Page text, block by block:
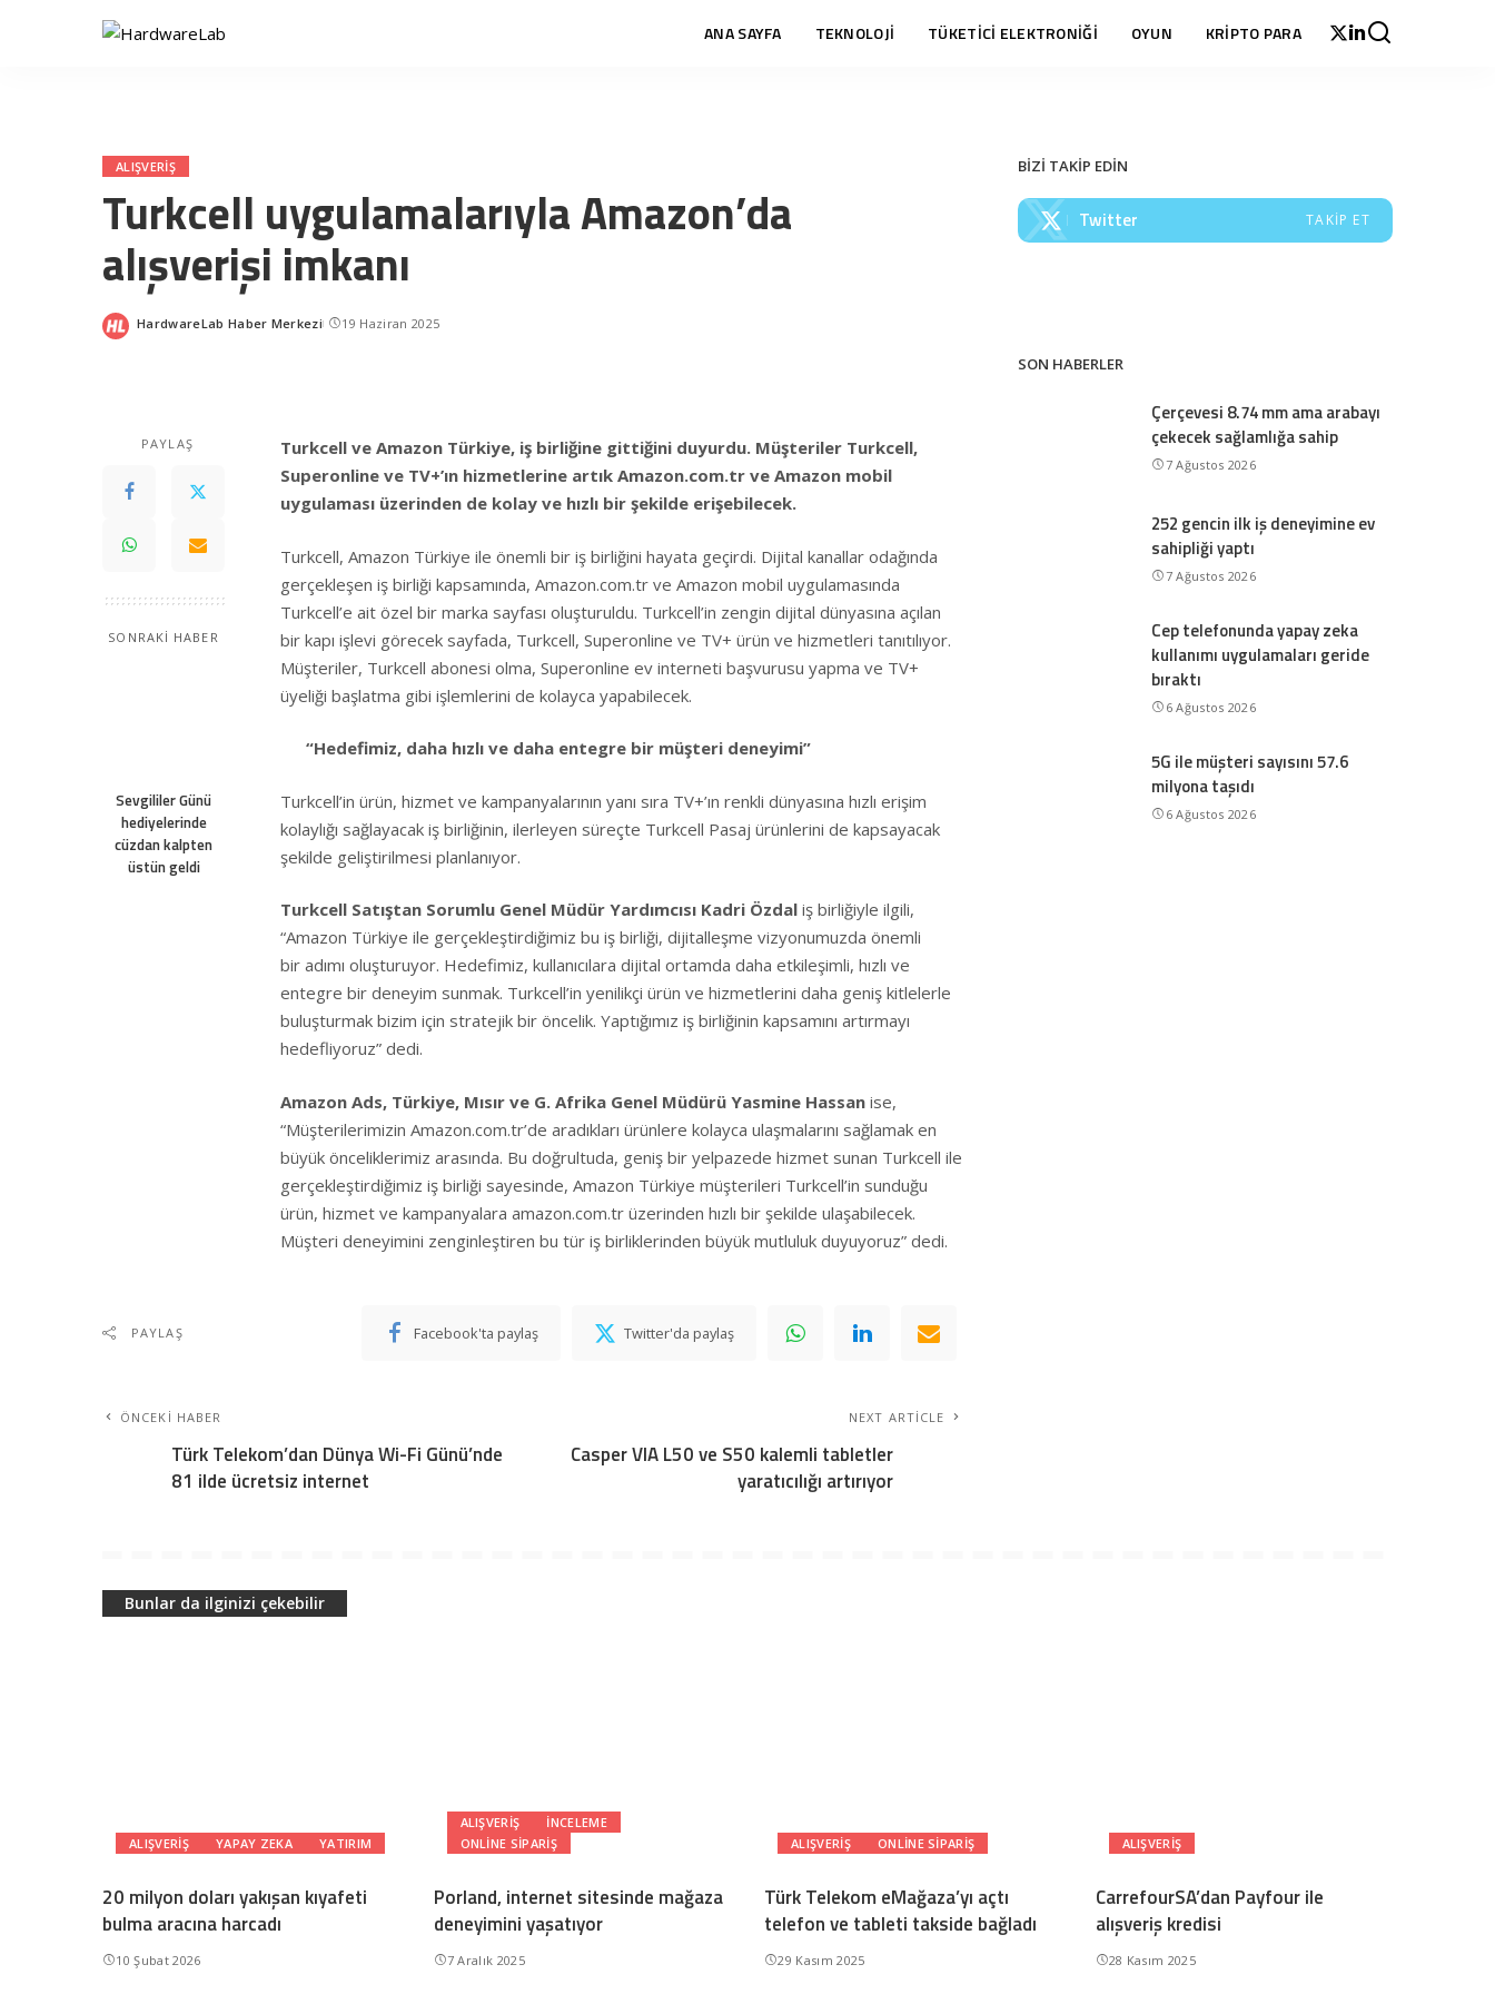
ANA SAYFA TEKNOLOJİ TÜKETİCİ ELEKTRONİĞİ OYUN KRİPTO PARA
ALIŞVERIŞ
Turkcell uygulamalarıyla Amazon’da
alışverişi imkanı
Posted
HardwareLab Haber Merkezi 19 Haziran 2025
PAYLAŞ
SONRAKİ HABER
Sevgililer Günü
hediyelerinde
cüzdan kalpten
üstün geldi
Turkcell ve Amazon Türkiye, iş birliğine gittiğini duyurdu. Müşteriler Turkcell,
Superonline ve TV+’ın hizmetlerine artık Amazon.com.tr ve Amazon mobil
uygulaması üzerinden de kolay ve hızlı bir şekilde erişebilecek.
Turkcell, Amazon Türkiye ile önemli bir iş birliğini hayata geçirdi. Dijital kanallar odağında
gerçekleşen iş birliği kapsamında, Amazon.com.tr ve Amazon mobil uygulamasında
Turkcell’e ait özel bir marka sayfası oluşturuldu. Turkcell’in zengin dijital dünyasına açılan
bir kapı işlevi görecek sayfada, Turkcell, Superonline ve TV+ ürün ve hizmetleri tanıtılıyor.
Müşteriler, Turkcell abonesi olma, Superonline ev interneti başvurusu yapma ve TV+
üyeliği başlatma gibi işlemlerini de kolayca yapabilecek.
“Hedefimiz, daha hızlı ve daha entegre bir müşteri deneyimi”
Turkcell’in ürün, hizmet ve kampanyalarının yanı sıra TV+’ın renkli dünyasına hızlı erişim
kolaylığı sağlayacak iş birliğinin, ilerleyen süreçte Turkcell Pasaj ürünlerini de kapsayacak
şekilde geliştirilmesi planlanıyor.
Turkcell Satıştan Sorumlu Genel Müdür Yardımcısı Kadri Özdal iş birliğiyle ilgili,
“Amazon Türkiye ile gerçekleştirdiğimiz bu iş birliği, dijitalleşme vizyonumuzda önemli
bir adımı oluşturuyor. Hedefimiz, kullanıcılara dijital ortamda daha etkileşimli, hızlı ve
entegre bir deneyim sunmak. Turkcell’in yenilikçi ürün ve hizmetlerini daha geniş kitlelerle
buluşturmak bizim için stratejik bir öncelik. Yaptığımız iş birliğinin kapsamını artırmayı
hedefliyoruz” dedi.
Amazon Ads, Türkiye, Mısır ve G. Afrika Genel Müdürü Yasmine Hassan ise,
“Müşterilerimizin Amazon.com.tr’de aradıkları ürünlere kolayca ulaşmalarını sağlamak en
büyük önceliklerimiz arasında. Bu doğrultuda, geniş bir yelpazede hizmet sunan Turkcell ile
gerçekleştirdiğimiz iş birliği sayesinde, Amazon Türkiye müşterileri Turkcell’in sunduğu
ürün, hizmet ve kampanyalara amazon.com.tr üzerinden hızlı bir şekilde ulaşabilecek.
Müşteri deneyimini zenginleştiren bu tür iş birliklerinden büyük mutluluk duyuyoruz” dedi.
PAYLAŞ Facebook'ta paylaş Twitter'da paylaş
ÖNCEKI HABER
Türk Telekom’dan Dünya Wi-Fi Günü’nde
81 ilde ücretsiz internet
NEXT ARTICLE
Casper VIA L50 ve S50 kalemli tabletler
yaratıcılığı artırıyor
BİZİ TAKİP EDİN
Twitter TAKIP ET
SON HABERLER
Çerçevesi 8.74 mm ama arabayı
çekecek sağlamlığa sahip
7 Ağustos 2026
252 gencin ilk iş deneyimine ev
sahipliği yaptı
7 Ağustos 2026
Cep telefonunda yapay zeka
kullanımı uygulamaları geride
bıraktı
6 Ağustos 2026
5G ile müşteri sayısını 57.6
milyona taşıdı
6 Ağustos 2026
Bunlar da ilginizi çekebilir
ALIŞVERIŞ YAPAY ZEKA YATIRIM
20 milyon doları yakışan kıyafeti
bulma aracına harcadı
10 Şubat 2026
ALIŞVERIŞ
INCELEME
ONLINE SIPARIŞ
Porland, internet sitesinde mağaza
deneyimini yaşatıyor
7 Aralık 2025
ALIŞVERIŞ ONLINE SIPARIŞ
Türk Telekom eMağaza’yı açtı
telefon ve tableti takside bağladı
29 Kasım 2025
ALIŞVERIŞ
CarrefourSA’dan Payfour ile
alışveriş kredisi
28 Kasım 2025